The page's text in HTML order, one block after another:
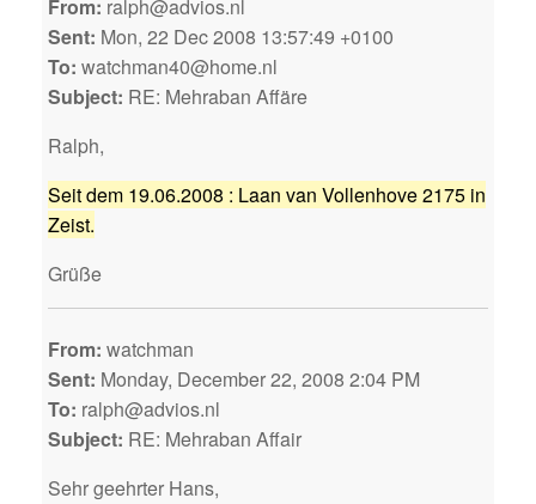
From: ralph@advios.nl
Sent: Mon, 22 Dec 2008 13:57:49 +0100
To: watchman40@home.nl
Subject: RE: Mehraban Affäre
Ralph,
Seit dem 19.06.2008 : Laan van Vollenhove 2175 in
Zeist.
Grüße
From: watchman
Sent: Monday, December 22, 2008 2:04 PM
To: ralph@advios.nl
Subject: RE: Mehraban Affair
Sehr geehrter Hans,